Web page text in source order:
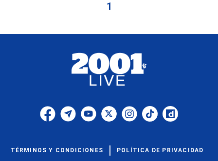
1
TÉRMINOS Y CONDICIONES POLÍTICA DE PRIVACIDAD